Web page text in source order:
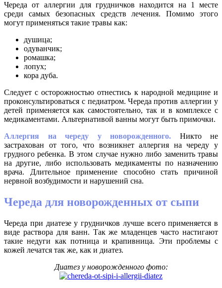
Череда от аллергии для грудничков находится на 1 месте
среди самых безопасных средств лечения. Помимо этого
могут применяться такие травы как:
душица;
одуванчик;
ромашка;
лопух;
кора дуба.
Следует с осторожностью отнестись к народной медицине и
проконсультироваться с педиатром. Череда против аллергии у
детей применяется как самостоятельно, так и в комплексе с
медикаментами. Альтернативой ванны могут быть примочки.
Аллергия на череду у новорожденного. Никто не
застрахован от того, что возникнет аллергия на череду у
грудного ребенка. В этом случае нужно либо заменить травы
на другие, либо использовать медикаменты по назначению
врача. Длительное применение способно стать причиной
нервной возбудимости и нарушений сна.
Череда для новорожденных от сыпи
Череда при диатезе у грудничков лучше всего применяется в
виде раствора для ванн. Так же младенцев часто настигают
такие недуги как потница и крапивница. Эти проблемы с
кожей лечатся так же, как и диатез.
Диатез у новорожденного фото: